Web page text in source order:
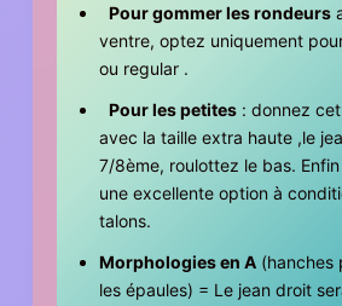
Pour gommer les rondeurs
ventre, optez uniquement
ou regular .
Pour les petites: donnez
avec la taille extra haute ,le
7/8ème, roulottez le bas.
une excellente option à
talons.
Morphologies en A(hanches
les épaules) = Le jean droit